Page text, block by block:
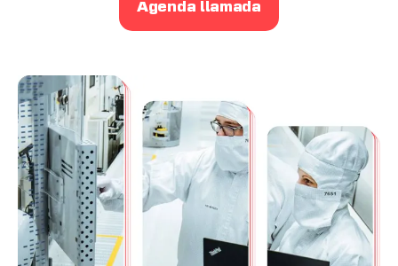
Agenda llamada